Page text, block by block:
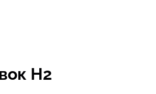
О НАС
Н2